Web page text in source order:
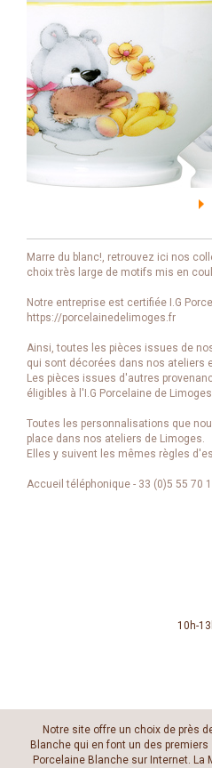
Marre du blanc!, retrouvez ici nos
choix très large de motifs mis en
Notre entreprise est certifiée I.G
https://porcelainedelimoges.fr
Ainsi, toutes les pièces issues de
qui sont décorées dans nos ateliers
Les pièces issues d'autres
éligibles à l'I.G Porcelaine de
Toutes les personnalisations que
place dans nos ateliers de Limoges.
Elles y suivent les mêmes règles
Accueil téléphonique - 33 (0)5 55 70
10h-
Notre site offre un choix de près
Blanche qui en font un des
Porcelaine Blanche sur Internet. La